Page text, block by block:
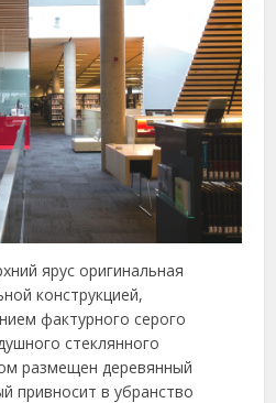
ярус оригинальная
конструкцией,
фактурного серого
стеклянного
размещен деревянный
привносит в убранство